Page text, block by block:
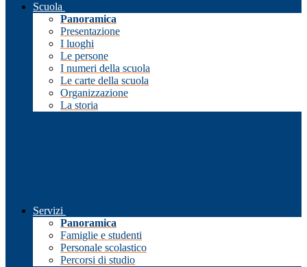
Scuola
Panoramica
Presentazione
I luoghi
Le persone
I numeri della scuola
Le carte della scuola
Organizzazione
La storia
Servizi
Panoramica
Famiglie e studenti
Personale scolastico
Percorsi di studio